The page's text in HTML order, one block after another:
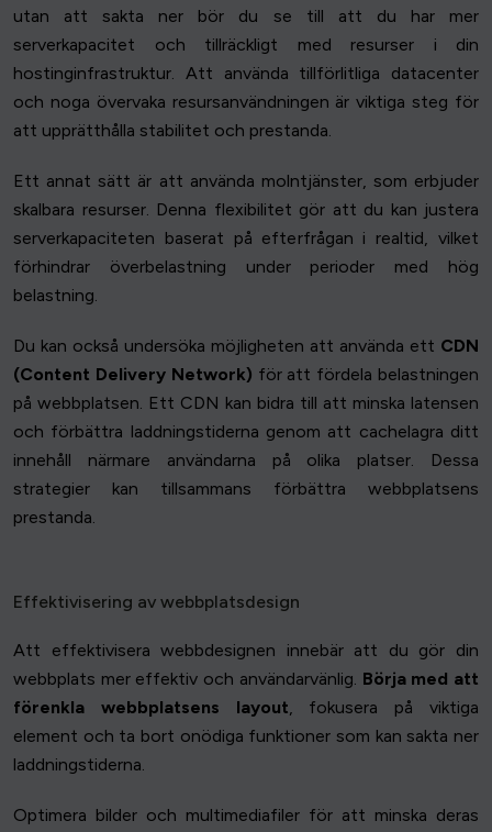
utan att sakta ner bör du se till att du har mer
serverkapacitet och tillräckligt med resurser i din
hostinginfrastruktur. Att använda tillförlitliga datacenter
och noga övervaka resursanvändningen är viktiga steg för
att upprätthålla stabilitet och prestanda.
Ett annat sätt är att använda molntjänster, som erbjuder
skalbara resurser. Denna flexibilitet gör att du kan justera
serverkapaciteten baserat på efterfrågan i realtid, vilket
förhindrar överbelastning under perioder med hög
belastning.
Du kan också undersöka möjligheten att använda ett CDN
(Content Delivery Network) för att fördela belastningen
på webbplatsen. Ett CDN kan bidra till att minska latensen
och förbättra laddningstiderna genom att cachelagra ditt
innehåll närmare användarna på olika platser. Dessa
strategier kan tillsammans förbättra webbplatsens
prestanda.
Effektivisering av webbplatsdesign
Att effektivisera webbdesignen innebär att du gör din
webbplats mer effektiv och användarvänlig. Börja med att
förenkla webbplatsens layout, fokusera på viktiga
element och ta bort onödiga funktioner som kan sakta ner
laddningstiderna.
Optimera bilder och multimediafiler för att minska deras